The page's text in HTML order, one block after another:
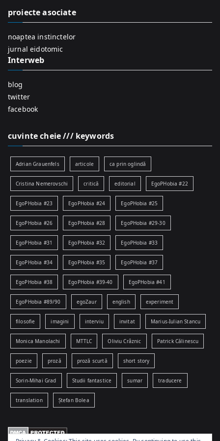
o
proiecte asociate
noaptea instinctelor
jurnal eidotomic
Interweb
blog
twitter
facebook
cuvinte cheie /// keywords
Adrian Grauenfels articole ca prin oglindă
Cristina Nemerovschi critică editorial EgoPHobia #22
EgoPHobia #23 EgoPHobia #24 EgoPHobia #25
EgoPHobia #26 EgoPHobia #28 EgoPHobia #29-30
EgoPHobia #31 EgoPHobia #32 EgoPHobia #33
EgoPHobia #34 EgoPHobia #35 EgoPHobia #37
EgoPHobia #38 EgoPHobia #39-40 EgoPHobia #41
EgoPHobia #89/90 egoZaur english experiment
filosofie imagini interviu invitat Marius-Iulian Stancu
Monica Manolachi MTTLC Oliviu Crâznic Patrick Călinescu
poezie proză proză scurtă short story
Sorin-Mihai Grad Studii fantastice sumar traducere
translation Ștefan Bolea